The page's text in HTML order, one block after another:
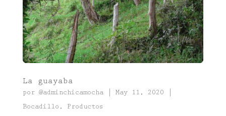
La guayaba
por @adminchicamocha| May 11, 2020
Bocadillo , Productos